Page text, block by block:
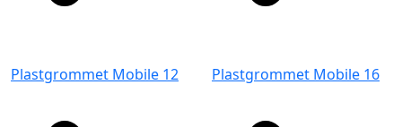
Plastgrommet Mobile 12 Plastgrommet Mobile 16